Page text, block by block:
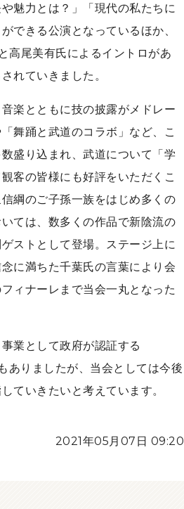
魅力とは？」「現代の私たちに
できる公演となっているほか、
高尾美有氏によるイントロがあ
れていきました。
楽とともに技の披露がメドレー
舞踊と武道のコラボ」など、こ
盛り込まれ、武道について「学
客の皆様にも好評をいただくこ
綱のご子孫一族をはじめ多くの
ては、数多くの作品で新陰流の
ストとして登場。ステージ上に
に満ちた千葉氏の言葉により会
ィナーレまで当会一丸となった
業として政府が認証する
りましたが、当会としては今後
ていきたいと考えています。
2021年05月07日 09:20